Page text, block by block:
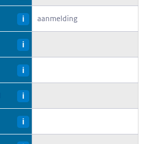
i aanmelding
i
i
i
i